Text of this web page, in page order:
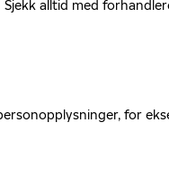
Sjekk alltid med
for